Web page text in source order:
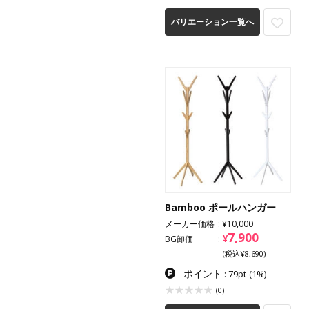
バリエーション一覧へ
Bamboo ポールハンガー
メーカー価格
¥10,000
BG卸価
¥7,900
(税込¥8,690)
ポイント : 79pt (1%)
(0)